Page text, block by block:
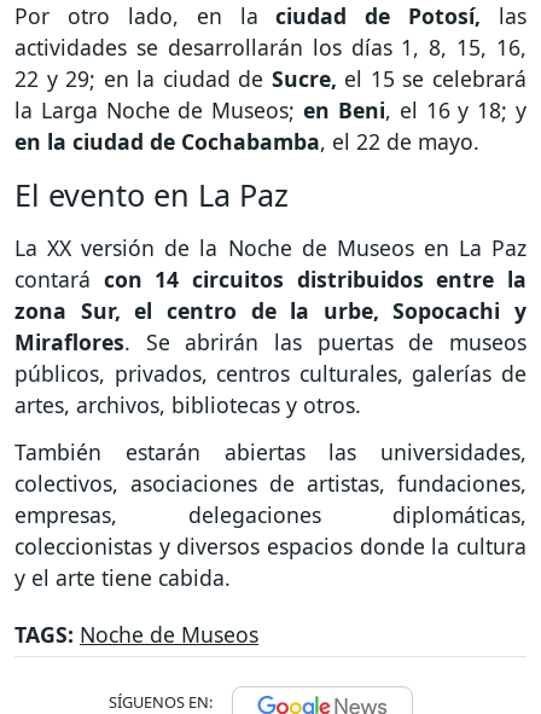
Por otro lado, en laciudad de Potosí, las
actividades se desarrollarán los días 1, 8, 15, 16,
22 y 29; en la ciudad de Sucre, el 15 se celebrará
la Larga Noche de Museos;en Beni, el 16 y 18; y
en la ciudad de Cochabamba, el 22 de mayo.
El evento en La Paz
La XX versión de la Noche de Museos en La Paz
contará con 14 circuitos distribuidos entre la
zona Sur, el centro de la urbe, Sopocachi y
Miraflores. Se abrirán las puertas de museos
públicos, privados, centros culturales, galerías de
artes, archivos, bibliotecas y otros.
También estarán abiertas las universidades,
colectivos, asociaciones de artistas, fundaciones,
empresas, delegaciones diplomáticas,
coleccionistas y diversos espacios donde la cultura
y el arte tiene cabida.
TAGS: Noche de Museos
SÍGUENOS EN: